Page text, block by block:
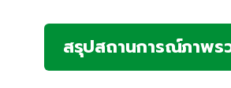
สรุปสถานการณ์ภาพร